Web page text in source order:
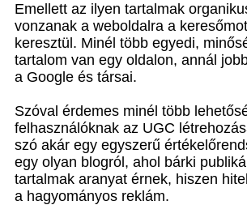
Emellett az ilyen tartalmak
vonzanak a weboldalra a
keresztül. Minél több egyedi,
tartalom van egy oldalon, annál
a Google és társai.
Szóval érdemes minél több
felhasználóknak az UGC
szó akár egy egyszerű
egy olyan blogról, ahol bárki
tartalmak aranyat érnek, hiszen
a hagyományos reklám.